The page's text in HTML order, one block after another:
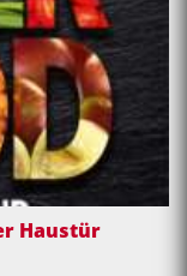
Haustür